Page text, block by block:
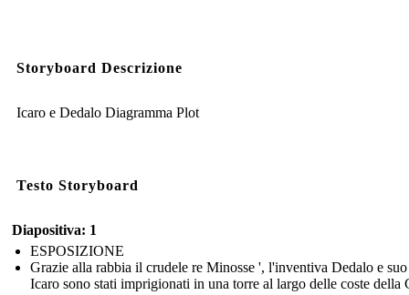
Storyboard Descrizione
Icaro e Dedalo Diagramma Plot
Testo Storyboard
Diapositiva: 1
ESPOSIZIONE
Grazie alla rabbia il crudele re Minosse ', l'inventiva Dedalo e
Icaro sono stati imprigionati in una torre al largo delle coste della